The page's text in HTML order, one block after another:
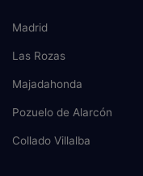
Madrid
Las Rozas
Majadahonda
Pozuelo de Alarcón
Collado Villalba